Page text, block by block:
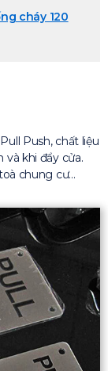
cháy 120
Push, chất liệu
và khi đẩy cửa.
chung cư…